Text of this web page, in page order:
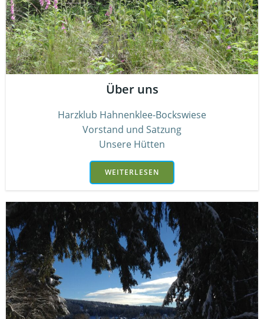
Über uns
Harzklub Hahnenklee-Bockswiese
Vorstand und Satzung
Unsere Hütten
WEITERLESEN